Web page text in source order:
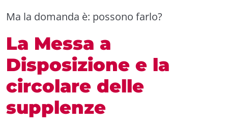
Ma la domanda è: possono farlo?
La Messa a
Disposizione e la
circolare delle
supplenze